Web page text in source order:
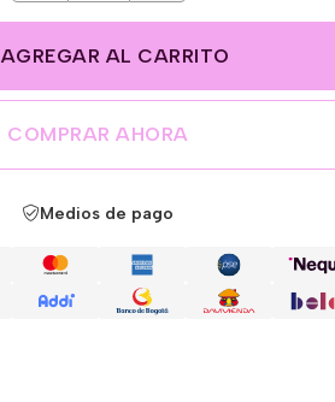
AGREGAR AL CARRITO
COMPRAR AHORA
Medios de pago